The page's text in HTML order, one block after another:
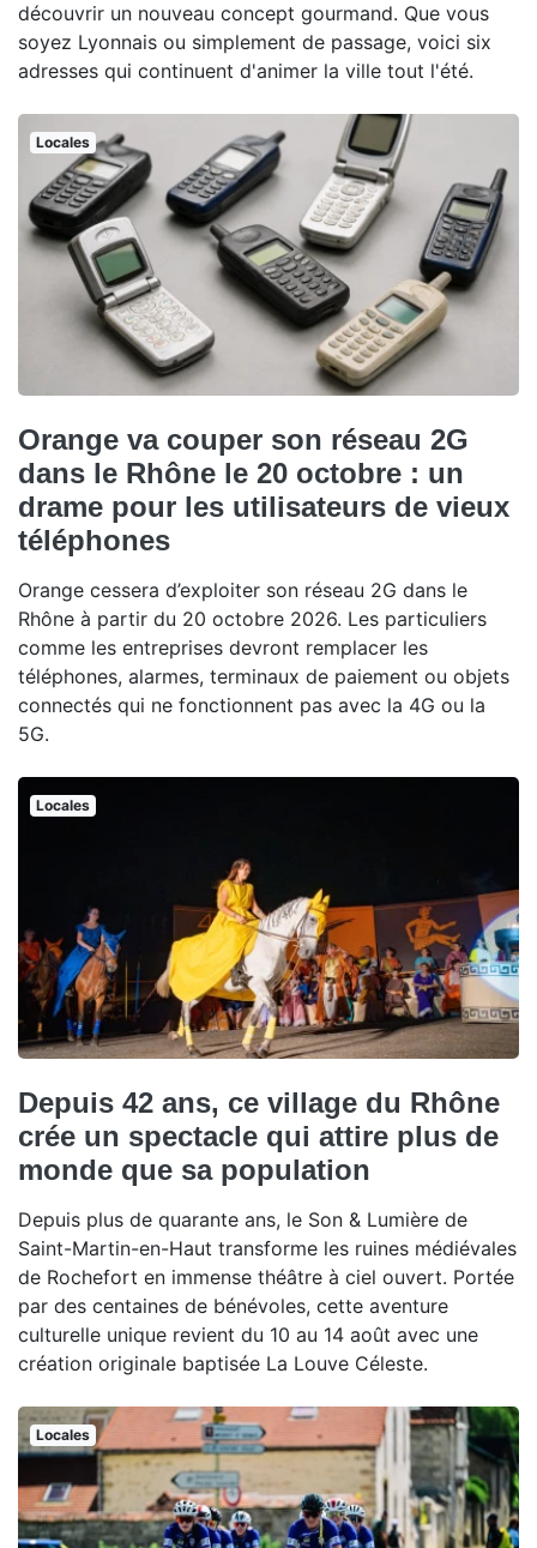
découvrir un nouveau concept gourmand. Que vous
soyez Lyonnais ou simplement de passage, voici six
adresses qui continuent d'animer la ville tout l'été.
Locales
Orange va couper son réseau 2G
dans le Rhône le 20 octobre : un
drame pour les utilisateurs de vieux
téléphones
Orange cessera d’exploiter son réseau 2G dans le
Rhône à partir du 20 octobre 2026. Les particuliers
comme les entreprises devront remplacer les
téléphones, alarmes, terminaux de paiement ou objets
connectés qui ne fonctionnent pas avec la 4G ou la
5G.
Locales
Depuis 42 ans, ce village du Rhône
crée un spectacle qui attire plus de
monde que sa population
Depuis plus de quarante ans, le Son & Lumière de
Saint-Martin-en-Haut transforme les ruines médiévales
de Rochefort en immense théâtre à ciel ouvert. Portée
par des centaines de bénévoles, cette aventure
culturelle unique revient du 10 au 14 août avec une
création originale baptisée La Louve Céleste.
Locales